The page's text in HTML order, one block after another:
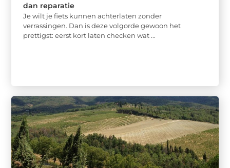
dan reparatie
Je wilt je fiets kunnen achterlaten zonder
verrassingen. Dan is deze volgorde gewoon het
prettigst: eerst kort laten checken wat ...